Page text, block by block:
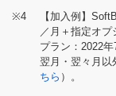
※4
【加入例】
／月＋指定オ
プラン：2022
翌月・翌々月以
ちら ）。